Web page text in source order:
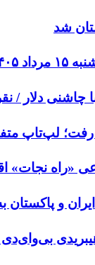
شد
سیاسی
دلار /
رفت؛ لپ‌تاپ
«راه نجات»
به رقم ۱۰
بی‌وای‌دی